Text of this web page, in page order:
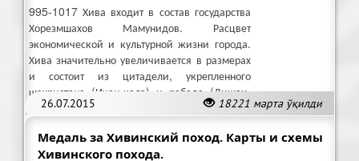
26.07.2015 18221 марта ўқилди
995-1017 Хива входит в состав государства
Хорезмшахов Мамунидов. Расцвет
экономической и культурной жизни города.
Хива значительно увеличивается в размерах
и состоит из цитадели, укрепленного
шахристана (Ичан-кала) и рабада (Дишан-
кала)
Медаль за Хивинский поход. Карты и схемы
Хивинского похода.